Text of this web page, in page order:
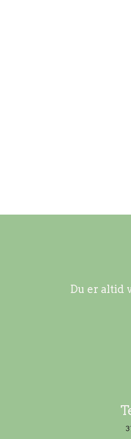
Du er altid